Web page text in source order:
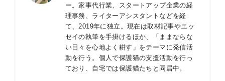
ー。家事代行業、スタートアップ企業の経
理事務、ライターアシスタントなどを経
て、2019年に独立。現在は取材記事やエッ
セイの執筆を手掛けるほか、「ままならな
い日々を心地よく耕す」をテーマに発信活
動を行う。個人で保護猫の支援活動を行っ
ており、自宅では保護猫たちと同居中。